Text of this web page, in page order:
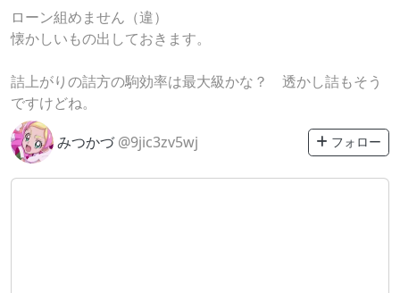
ローン組めません（違）
懐かしいもの出しておきます。
詰上がりの詰方の駒効率は最大級かな？ 透かし詰もそう
ですけどね。
みつかづ @9jic3zv5wj フォロー